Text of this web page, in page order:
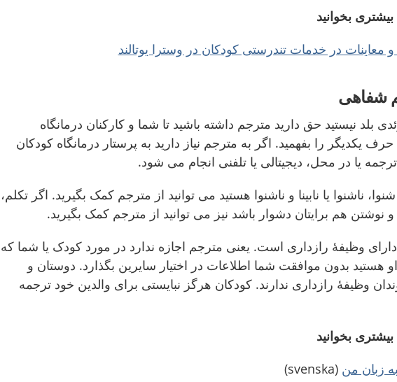
بخوانید
معاینات در خدمات تندرستی کودکان در وسترا یوتالند
شفاهی
بلد نیستید حق دارید مترجم داشته باشید تا شما و کارکنان درمانگاه
یکدیگر را بفهمید. اگر به مترجم نیاز دارید به پرستار درمانگاه کودکان
ترجمه یا در محل، دیجیتالی یا تلفنی انجام می شود.
ناشنوا یا نابینا و ناشنوا هستید می توانید از مترجم کمک بگیرید. اگر تکلم،
نوشتن هم برایتان دشوار باشد نیز می توانید از مترجم کمک بگیرید.
وظیفۀ رازداری است. یعنی مترجم اجازه ندارد در مورد کودک یا شما که
هستید بدون موافقت شما اطلاعات در اختیار سایرین بگذارد. دوستان و
وظیفۀ رازداری ندارند. کودکان هرگز نبایستی برای والدین خود ترجمه
بخوانید
زبان من (svenska)